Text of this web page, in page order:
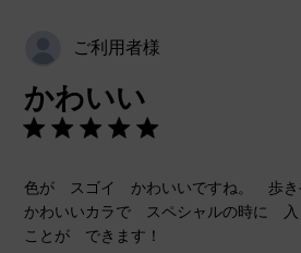
ご利用者様
かわいい
色が スゴイ かわいいですね。 歩き
かわいいカラで スペシャルの時に
ことが できます！